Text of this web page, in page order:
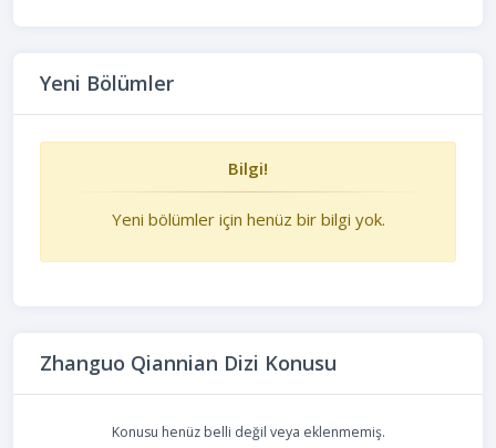
Yeni Bölümler
Bilgi!
Yeni bölümler için henüz bir bilgi yok.
Zhanguo Qiannian Dizi Konusu
Konusu henüz belli değil veya eklenmemiş.